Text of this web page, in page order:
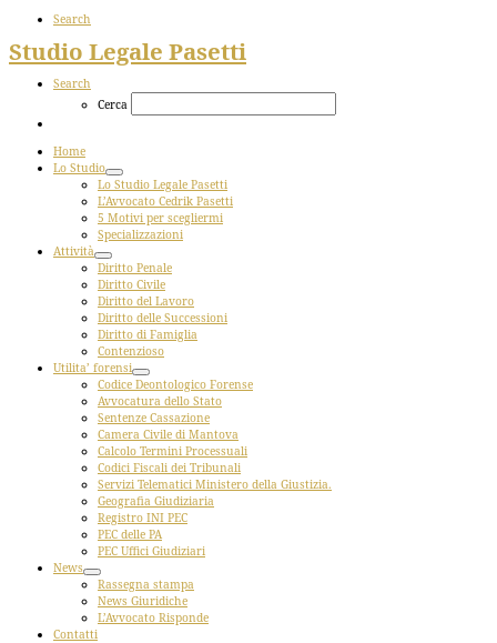
Search
Studio Legale Pasetti
Search
Cerca
Home
Lo Studio
Lo Studio Legale Pasetti
L’Avvocato Cedrik Pasetti
5 Motivi per scegliermi
Specializzazioni
Attività
Diritto Penale
Diritto Civile
Diritto del Lavoro
Diritto delle Successioni
Diritto di Famiglia
Contenzioso
Utilita’ forensi
Codice Deontologico Forense
Avvocatura dello Stato
Sentenze Cassazione
Camera Civile di Mantova
Calcolo Termini Processuali
Codici Fiscali dei Tribunali
Servizi Telematici Ministero della Giustizia.
Geografia Giudiziaria
Registro INI PEC
PEC delle PA
PEC Uffici Giudiziari
News
Rassegna stampa
News Giuridiche
L’Avvocato Risponde
Contatti